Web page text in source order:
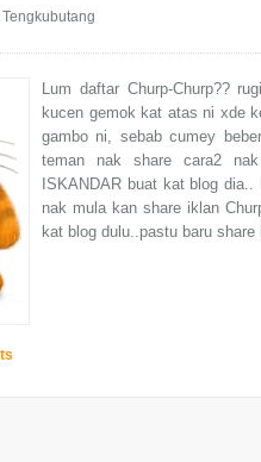
Tengkubutang
Lum daftar Churp-Churp??
kucen gemok kat atas ni xde
gambo ni, sebab cumey
teman nak share cara2
ISKANDAR buat kat blog
nak mula kan share iklan
kat blog dulu..pastu baru share